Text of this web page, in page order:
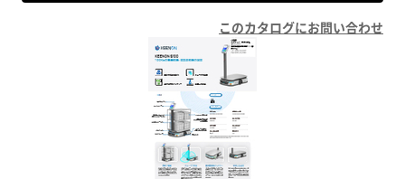
このカタログにお問い合わせ